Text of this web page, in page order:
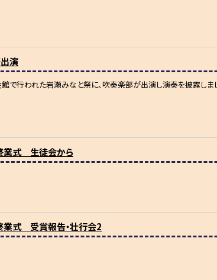
演
で行われた岩瀬みなと祭に、吹奏楽部が出演し演奏を披露しま
終業式 生徒会から
終業式 受賞報告・壮行会2